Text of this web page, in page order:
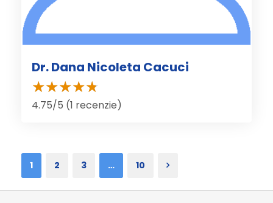
Dr. Dana Nicoleta Cacuci
4.75/5 (1 recenzie)
1 2 3 … 10